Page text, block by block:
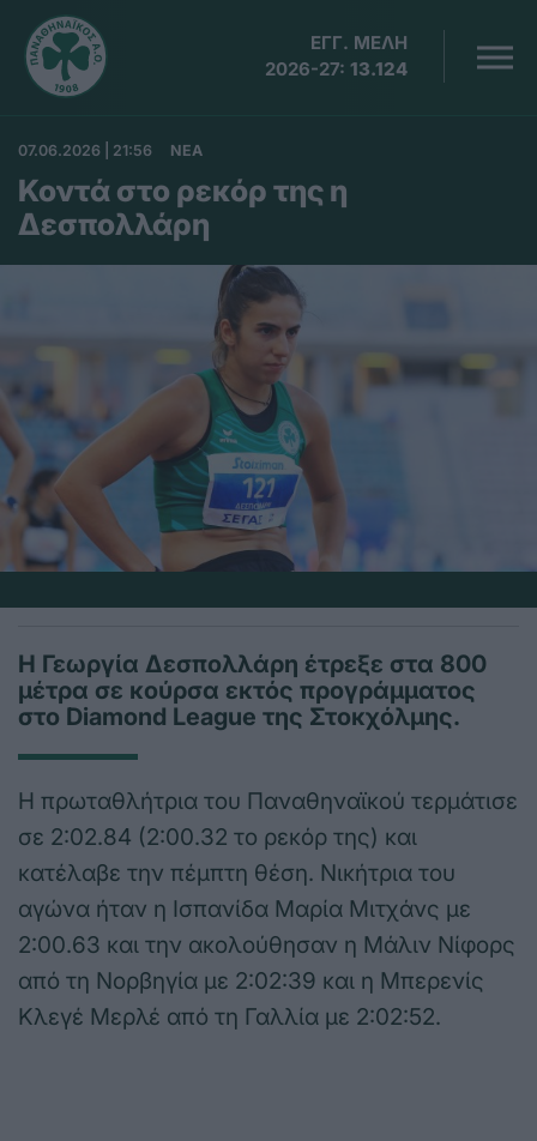
ΕΓΓ. ΜΕΛΗ
2026-27: 13.124
07.06.2026 | 21:56 ΝΕΑ
Κοντά στο ρεκόρ της η
Δεσπολλάρη
Η Γεωργία Δεσπολλάρη έτρεξε στα 800
μέτρα σε κούρσα εκτός προγράμματος
στο Diamond League της Στοκχόλμης.
Η πρωταθλήτρια του Παναθηναϊκού τερμάτισε
σε 2:02.84 (2:00.32 το ρεκόρ της) και
κατέλαβε την πέμπτη θέση. Νικήτρια του
αγώνα ήταν η Ισπανίδα Μαρία Μιτχάνς με
2:00.63 και την ακολούθησαν η Μάλιν Νίφορς
από τη Νορβηγία με 2:02:39 και η Μπερενίς
Κλεγέ Μερλέ από τη Γαλλία με 2:02:52.